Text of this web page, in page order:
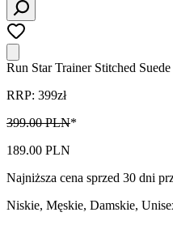
Run Star Trainer Stitched Suede
RRP: 399zł
399.00 PLN*
189.00 PLN
Najniższa cena sprzed 30 dni
Niskie, Męskie, Damskie,